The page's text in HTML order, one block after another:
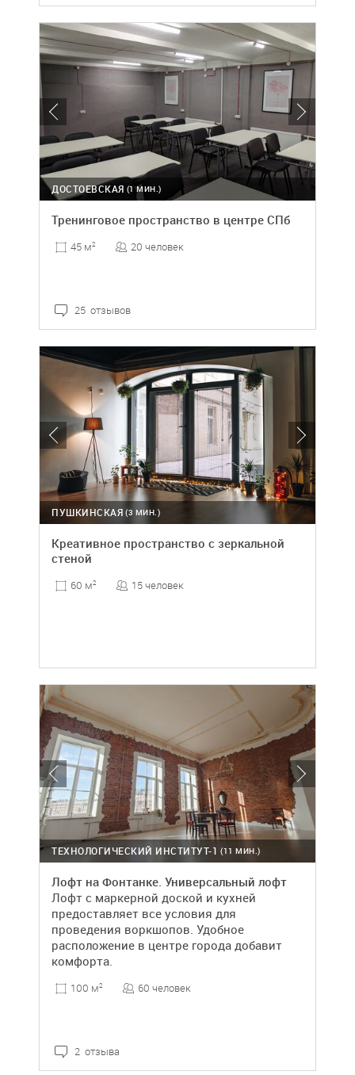
(1 МИН.)
ДОСТОЕВСКАЯ
Тренинговое пространство в центре СПб
45 м2 20 человек
25 отзывов
(3 МИН.)
ПУШКИНСКАЯ
Креативное пространство с зеркальной
стеной
60 м2 15 человек
(11 МИН.)
ТЕХНОЛОГИЧЕСКИЙ ИНСТИТУТ-1
Лофт на Фонтанке. Универсальный лофт
Лофт с маркерной доской и кухней
предоставляет все условия для
проведения воркшопов. Удобное
расположение в центре города добавит
комфорта.
100 м2 60 человек
2 отзыва